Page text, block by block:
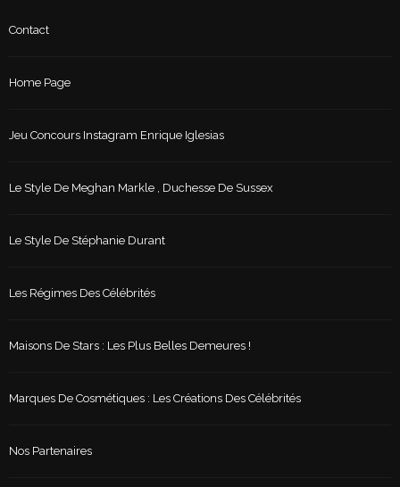
Contact
Home Page
Jeu Concours Instagram Enrique Iglesias
Le Style De Meghan Markle , Duchesse De Sussex
Le Style De Stéphanie Durant
Les Régimes Des Célébrités
Maisons De Stars : Les Plus Belles Demeures !
Marques De Cosmétiques : Les Créations Des Célébrités
Nos Partenaires